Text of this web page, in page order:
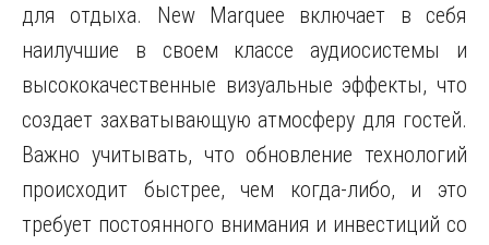
для отдыха. New Marquee включает в себя
наилучшие в своем классе аудиосистемы и
высококачественные визуальные эффекты, что
создает захватывающую атмосферу для гостей.
Важно учитывать, что обновление технологий
происходит быстрее, чем когда-либо, и это
требует постоянного внимания и инвестиций со